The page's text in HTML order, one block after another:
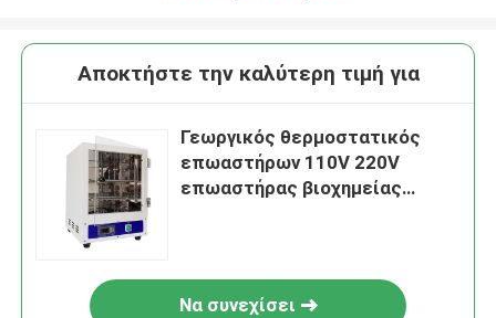
Αποκτήστε την καλύτερη τιμή για
Γεωργικός θερμοστατικός
επωαστήρων 110V 220V
επωαστήρας βιοχημείας
Να συνεχίσει